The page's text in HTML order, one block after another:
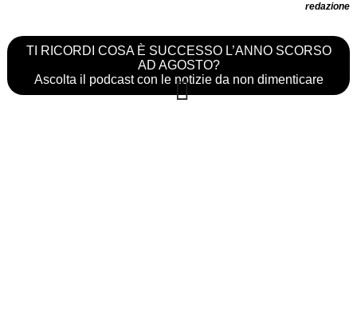
redazione
TI RICORDI COSA È SUCCESSO L’ANNO SCORSO
AD AGOSTO?
Ascolta il podcast con le notizie da non dimenticare